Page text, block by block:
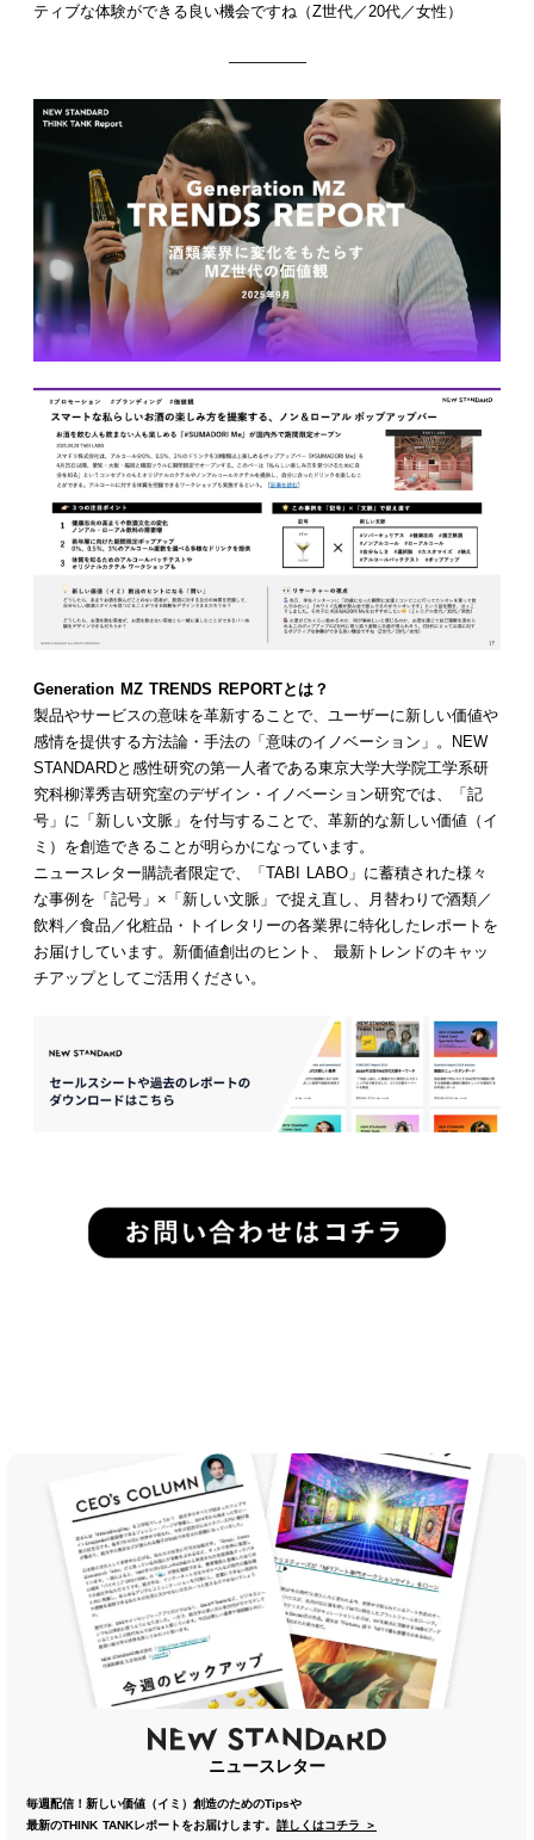
ティブな体験ができる良い機会ですね（Z世代／20代／女性）
—————
Generation MZ TRENDS REPORTとは？
製品やサービスの意味を革新することで、ユーザーに新しい価値や
感情を提供する方法論・手法の「意味のイノベーション」。NEW
STANDARDと感性研究の第一人者である東京大学大学院工学系研
究科柳澤秀吉研究室のデザイン・イノベーション研究では、「記
号」に「新しい文脈」を付与することで、革新的な新しい価値（イ
ミ）を創造できることが明らかになっています。
ニュースレター購読者限定で、「TABI LABO」に蓄積された様々
な事例を「記号」×「新しい文脈」で捉え直し、月替わりで酒類／
飲料／食品／化粧品・トイレタリーの各業界に特化したレポートを
お届けしています。新価値創出のヒント、 最新トレンドのキャッ
チアップとしてご活用ください。
ニュースレター
毎週配信！新しい価値（イミ）創造のためのTipsや
最新のTHINK TANKレポートをお届けします。 詳しくはコチラ ＞